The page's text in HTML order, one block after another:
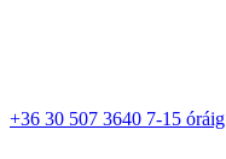
+36 30 507 3640 7-15 óráig